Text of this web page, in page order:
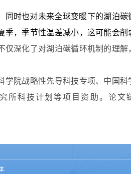
时也对未来全球变暖下的湖泊碳
，季节性温差减小，这可能会削
仅深化了对湖泊碳循环机制的理解
院战略性先导科技专项、中国科
科技计划等项目资助。论文